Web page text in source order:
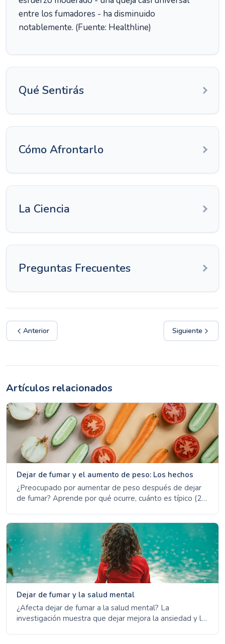
entre los fumadores - ha disminuido
notablemente. (Fuente: Healthline)
Qué Sentirás
Cómo Afrontarlo
La Ciencia
Preguntas Frecuentes
Anterior Siguiente
Artículos relacionados
Dejar de fumar y el aumento de peso: Los hechos
¿Preocupado por aumentar de peso después de dejar
de fumar? Aprende por qué ocurre, cuánto es típico (2-
Dejar de fumar y la salud mental
¿Afecta dejar de fumar a la salud mental? La
investigación muestra que dejar mejora la ansiedad y la